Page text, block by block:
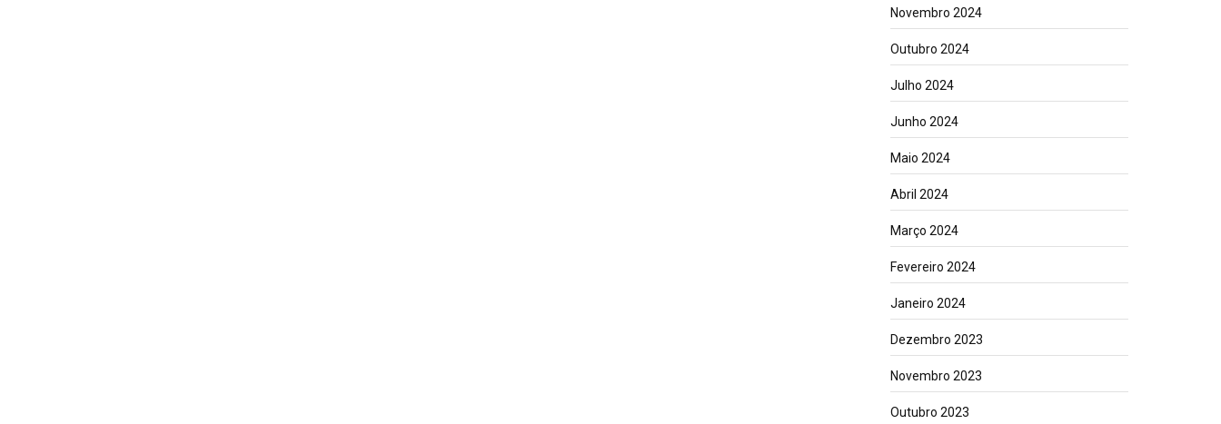
Novembro 2024
Outubro 2024
Julho 2024
Junho 2024
Maio 2024
Abril 2024
Março 2024
Fevereiro 2024
Janeiro 2024
Dezembro 2023
Novembro 2023
Outubro 2023